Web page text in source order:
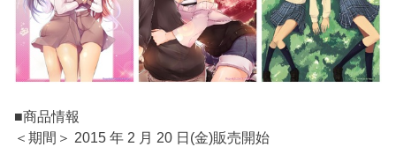
■商品情報
＜期間＞ 2015 年 2 月 20 日(金)販売開始